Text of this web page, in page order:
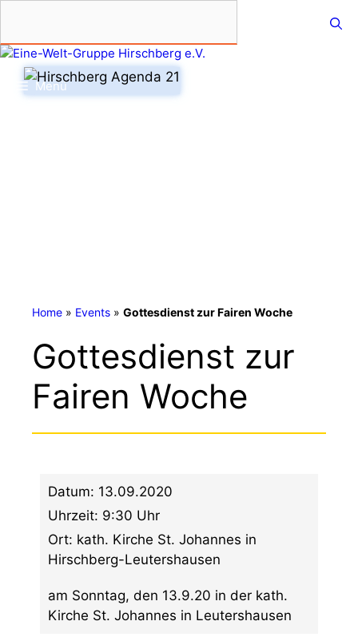
springen
Menü
Home » Events » Gottesdienst zur Fairen Woche
Gottesdienst zur
Fairen Woche
Datum: 13.09.2020
Uhrzeit: 9:30 Uhr
Ort: kath. Kirche St. Johannes in
Hirschberg-Leutershausen
am Sonntag, den 13.9.20 in der kath.
Kirche St. Johannes in Leutershausen